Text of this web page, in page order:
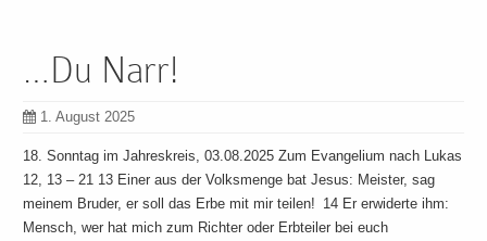
…Du Narr!
1. August 2025
18. Sonntag im Jahreskreis, 03.08.2025 Zum Evangelium nach Lukas
12, 13 – 21 13 Einer aus der Volksmenge bat Jesus: Meister, sag
meinem Bruder, er soll das Erbe mit mir teilen! 14 Er erwiderte ihm:
Mensch, wer hat mich zum Richter oder Erbteiler bei euch